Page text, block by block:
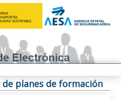
planes de formación